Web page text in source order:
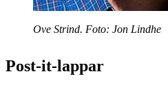
Ove Strind. Foto: Jon Lindhe
Post-it-lappar